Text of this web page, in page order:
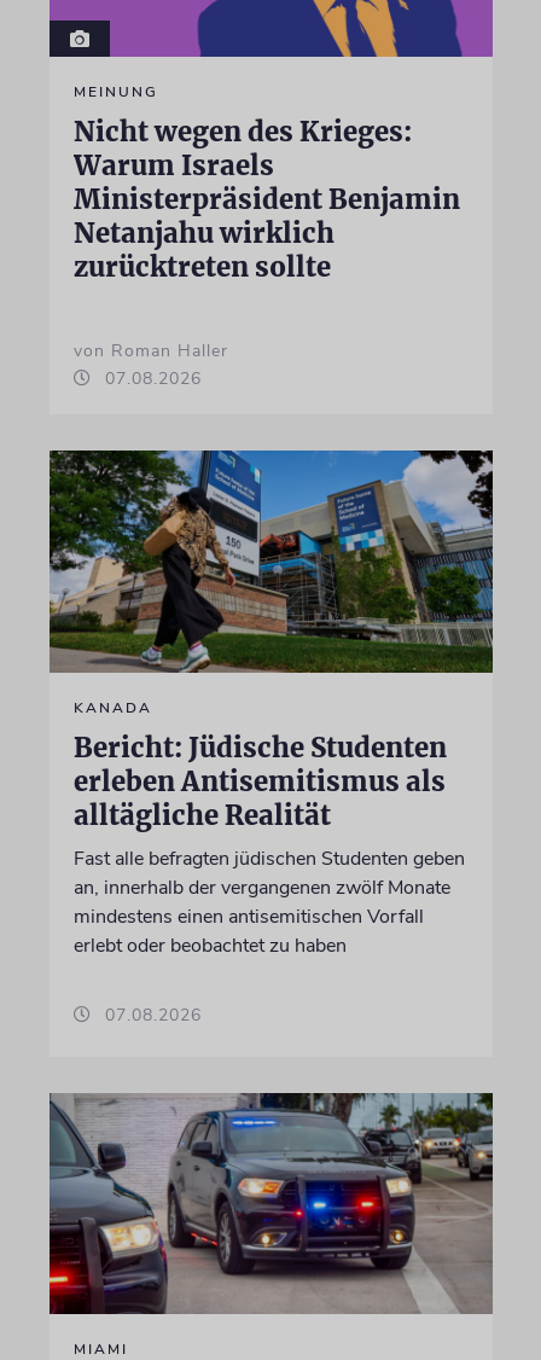
MEINUNG
Nicht wegen des Krieges:
Warum Israels
Ministerpräsident Benjamin
Netanjahu wirklich
zurücktreten sollte
von Roman Haller
07.08.2026
KANADA
Bericht: Jüdische Studenten
erleben Antisemitismus als
alltägliche Realität
Fast alle befragten jüdischen Studenten geben
an, innerhalb der vergangenen zwölf Monate
mindestens einen antisemitischen Vorfall
erlebt oder beobachtet zu haben
07.08.2026
MIAMI